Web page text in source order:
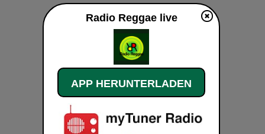
Radio Reggae live
APP HERUNTERLADEN